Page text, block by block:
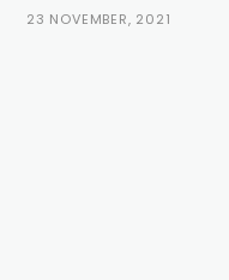
23 NOVEMBER, 2021